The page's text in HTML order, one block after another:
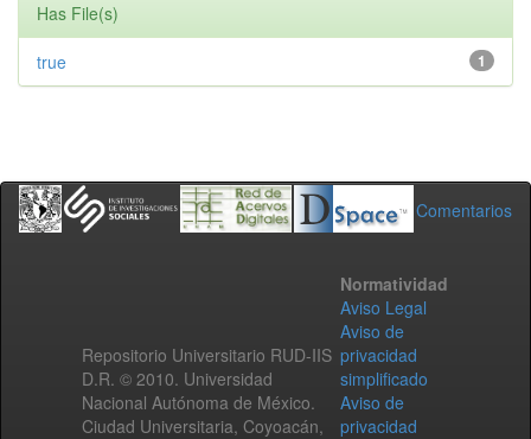
Has File(s)
1
true
Comentarios
Repositorio Universitario RUD-IIS
D.R. © 2010. Universidad
Nacional Autónoma de México.
Ciudad Universitaria, Coyoacán,
Normatividad
Aviso Legal
Aviso de
privacidad
simplificado
Aviso de
privacidad